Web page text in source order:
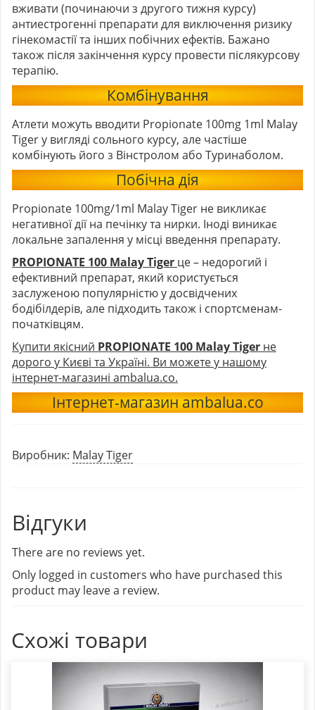
вживати (починаючи з другого тижня курсу)
антиестрогенні препарати для виключення ризику
гінекомастії та інших побічних ефектів. Бажано
також після закінчення курсу провести післякурсову
терапію.
Комбінування
Атлети можуть вводити Propionate 100mg 1ml Malay
Tigerу вигляді сольного курсу, але частіше
комбінують його з Вінстролом або Туринаболом.
Побічна дія
Propionate 100mg/1ml Malay Tiger не викликає
негативної дії на печінку та нирки. Іноді виникає
локальне запалення у місці введення препарату.
PROPIONATE 100 Malay Tiger це – недорогий і
ефективний препарат, який користується
заслуженою популярністю у досвідчених
бодібілдерів, але підходить також і спортсменам-
початківцям.
Купити якісний PROPIONATE 100 Malay Tiger не
дорого у Києві та Україні. Ви можете у нашому
інтернет-магазині ambalua.co.
Інтернет-магазин ambalua.co
Виробник: Malay Tiger
Відгуки
There are no reviews yet.
Only logged in customers who have purchased this
product may leave a review.
Схожі товари